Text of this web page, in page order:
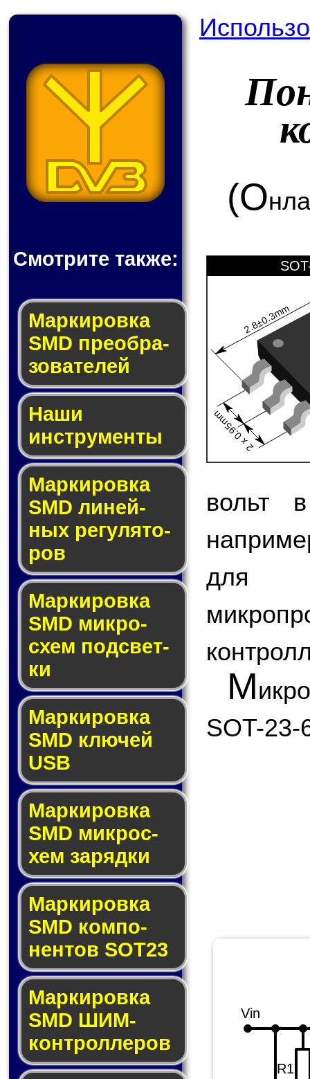
Смотрите также:
Мар­ки­ров­ка
SMD пре­об­ра­
зо­ва­те­лей
Наши
инструменты
Маркировка
SMD ли­ней­
ных ре­гу­ля­то­
ров
Маркировка
SMD мик­ро­
схем под­свет­
ки
Маркировка
SMD клю­чей
USB
Маркировка
SMD мик­рос­
хем за­ряд­ки
Маркировка
SMD ком­по­
нен­тов SOT23
Маркировка
SMD ШИМ-
кон­трол­ле­ров
(О
2.8±0.3mm
2 x 0.95mm
вольт
для
М
SOT-23-
Vin
R1